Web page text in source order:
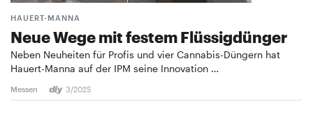
HAUERT-MANNA
Neue Wege mit festem Flüssigdünger
Neben Neuheiten für Profis und vier Cannabis-Düngern hat
Hauert-Manna auf der IPM seine Innovation …
Messen 3/2025